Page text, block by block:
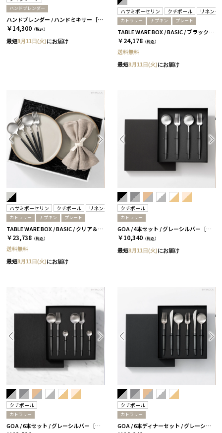
ハンドブレンダー
ハンドブレンダー / ハンドミキサー［クイジナート］
￥14,300 （税込）
最短8月11日(火)にお届け
ハサミポーセリン クチポール リネンテ
カトラリー ナプキン プレート
TABLE WARE BOX / BASIC / ブラック＆ミラーシルバー
￥24,178 （税込）
送料無料
最短8月11日(火)にお届け
ハサミポーセリン クチポール リネンテイルズ
カトラリー ナプキン プレート
TABLE WARE BOX / BASIC / クリア＆ブラックシルバー
￥23,738 （税込）
送料無料
最短8月11日(火)にお届け
クチポール
カトラリー
GOA / 4本セット / グレーシルバー［クチポール］
￥10,340 （税込）
最短8月11日(火)にお届け
クチポール
カトラリー
GOA / 6本セット / グレーシルバー［クチポール］
クチポール
カトラリー
GOA / 6本ディナーセット / グレーシルバー［クチポール］